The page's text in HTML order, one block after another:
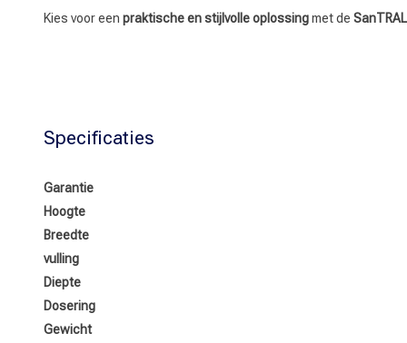
Kies voor een praktische en stijlvolle oplossingmet de
Specificaties
Garantie
Hoogte
Breedte
vulling
Diepte
Dosering
Gewicht